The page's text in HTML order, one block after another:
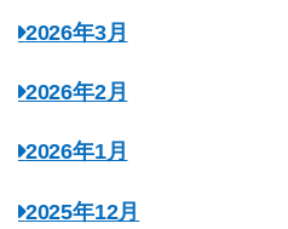
2026年3月
2026年2月
2026年1月
2025年12月